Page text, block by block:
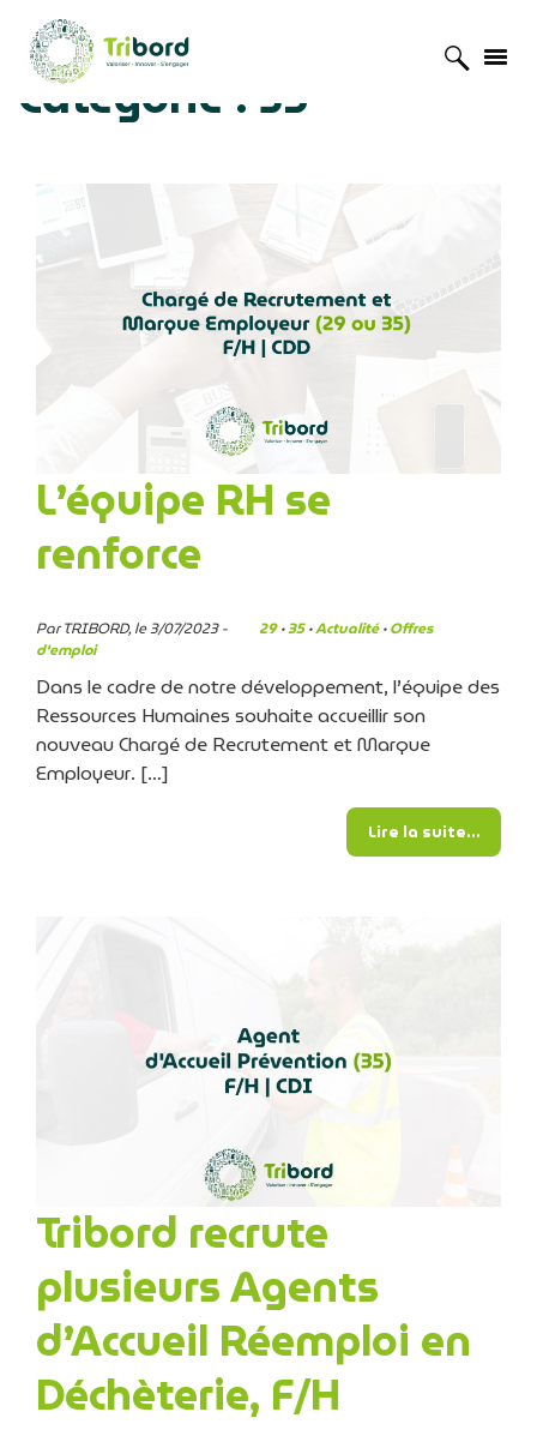
Accueil»
Catégorie : 35
L’équipe RH se
renforce
Par TRIBORD, le 3/07/2023 - 29·35·Actualité·Offres
d'emploi
Dans le cadre de notre développement, l’équipe des
Ressources Humaines souhaite accueillir son
nouveau Chargé de Recrutement et Marque
Employeur. […]
Lire la suite…from
Tribord recrute
plusieurs Agents
d’Accueil Réemploi en
Déchèterie, F/H